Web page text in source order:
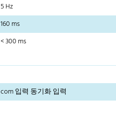
5 Hz
160 ms
< 300 ms
com 입력 동기화 입력